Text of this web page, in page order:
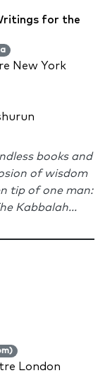
for the
New York
books and
of wisdom
tip of one man:
Kabbalah...
London